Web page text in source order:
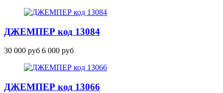
ДЖЕМПЕР код 13084
30 000 руб 6 000 руб
ДЖЕМПЕР код 13066